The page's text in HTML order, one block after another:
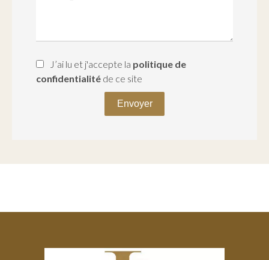
J’ai lu et j'accepte la politique de
confidentialité de ce site
Envoyer